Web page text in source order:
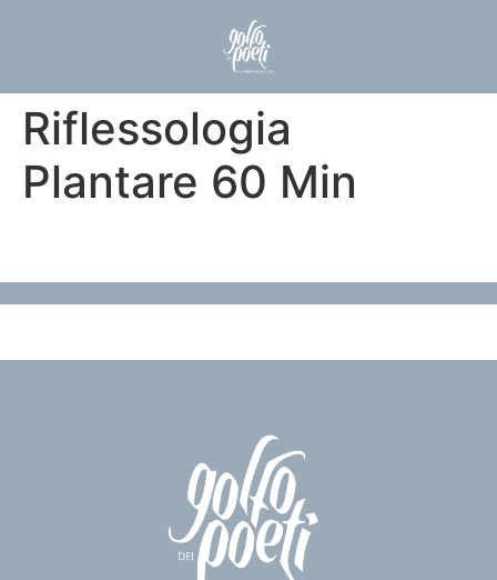
Riflessologia
Plantare 60 Min